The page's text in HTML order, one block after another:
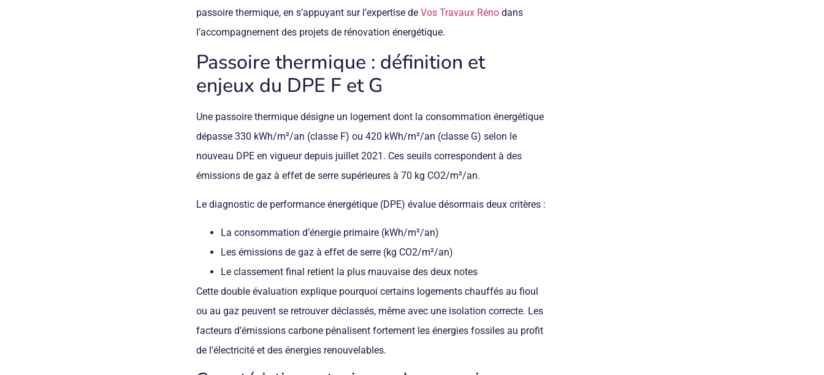
passoire thermique, en s’appuyant sur l’expertise de Vos Travaux Réno dans
l’accompagnement des projets de rénovation énergétique.
Passoire thermique : définition et
enjeux du DPE F et G
Une passoire thermique désigne un logement dont la consommation énergétique
dépasse 330 kWh/m²/an (classe F) ou 420 kWh/m²/an (classe G) selon le
nouveau DPE en vigueur depuis juillet 2021. Ces seuils correspondent à des
émissions de gaz à effet de serre supérieures à 70 kg CO2/m²/an.
Le diagnostic de performance énergétique (DPE) évalue désormais deux critères :
La consommation d’énergie primaire (kWh/m²/an)
Les émissions de gaz à effet de serre (kg CO2/m²/an)
Le classement final retient la plus mauvaise des deux notes
Cette double évaluation explique pourquoi certains logements chauffés au fioul
ou au gaz peuvent se retrouver déclassés, même avec une isolation correcte. Les
facteurs d’émissions carbone pénalisent fortement les énergies fossiles au profit
de l’électricité et des énergies renouvelables.